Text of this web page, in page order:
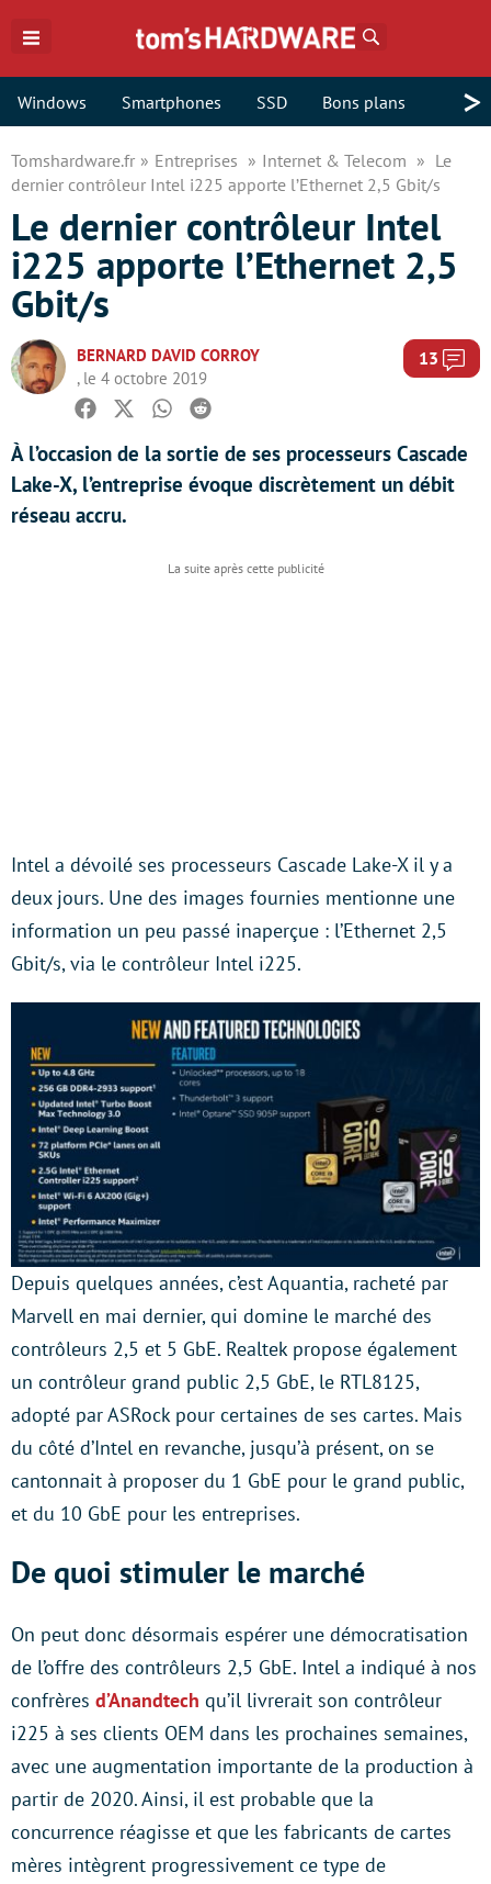
Windows Smartphones SSD Bons plans >
Tomshardware.fr Entreprises Internet & Telecom
Le
dernier contrôleur Intel i225 apporte l’Ethernet 2,5 Gbit/s
Le dernier contrôleur Intel
i225 apporte l’Ethernet 2,5
Gbit/s
BERNARD DAVID CORROY
, le 4 octobre 2019
13
Facebook
TwitterWhatsapp
Reddit
À l’occasion de la sortie de ses processeurs Cascade
Lake-X, l’entreprise évoque discrètement un débit
réseau accru.
Intel a dévoilé ses processeurs Cascade Lake-X il y a
deux jours. Une des images fournies mentionne une
information un peu passé inaperçue : l’Ethernet 2,5
Gbit/s, via le contrôleur Intel i225.
Depuis quelques années, c’est Aquantia, racheté par
Marvell en mai dernier, qui domine le marché des
contrôleurs 2,5 et 5 GbE. Realtek propose également
un contrôleur grand public 2,5 GbE, le RTL8125,
adopté par ASRock pour certaines de ses cartes. Mais
du côté d’Intel en revanche, jusqu’à présent, on se
cantonnait à proposer du 1 GbE pour le grand public,
et du 10 GbE pour les entreprises.
De quoi stimuler le marché
On peut donc désormais espérer une démocratisation
de l’offre des contrôleurs 2,5 GbE. Intel a indiqué à nos
confrères d’Anandtech qu’il livrerait son contrôleur
i225 à ses clients OEM dans les prochaines semaines,
avec une augmentation importante de la production à
partir de 2020. Ainsi, il est probable que la
concurrence réagisse et que les fabricants de cartes
mères intègrent progressivement ce type de